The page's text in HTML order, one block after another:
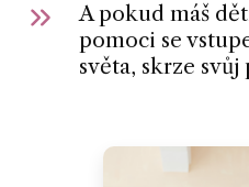
A pokud máš
pomoci se
světa, skrze